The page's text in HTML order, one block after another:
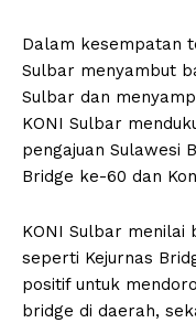
Dalam kesempatan
Sulbar menyambut
Sulbar dan
KONI Sulbar
pengajuan Sulawesi
Bridge ke-60 dan
KONI Sulbar
seperti Kejurnas
positif untuk
bridge di daerah,